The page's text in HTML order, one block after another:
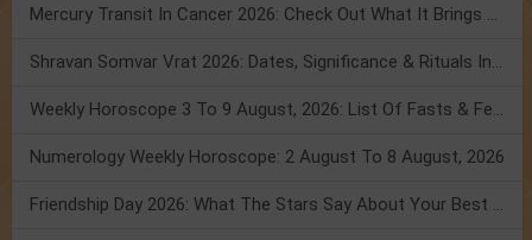
Mercury Transit In Cancer 2026: Check Out What It Brings For You
Shravan Somvar Vrat 2026: Dates, Significance & Rituals In August
Weekly Horoscope 3 To 9 August, 2026: List Of Fasts & Festivals
Numerology Weekly Horoscope: 2 August To 8 August, 2026
Friendship Day 2026: What The Stars Say About Your Best Friend!